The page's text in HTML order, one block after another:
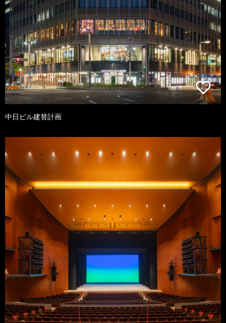
中日ビル建替計画